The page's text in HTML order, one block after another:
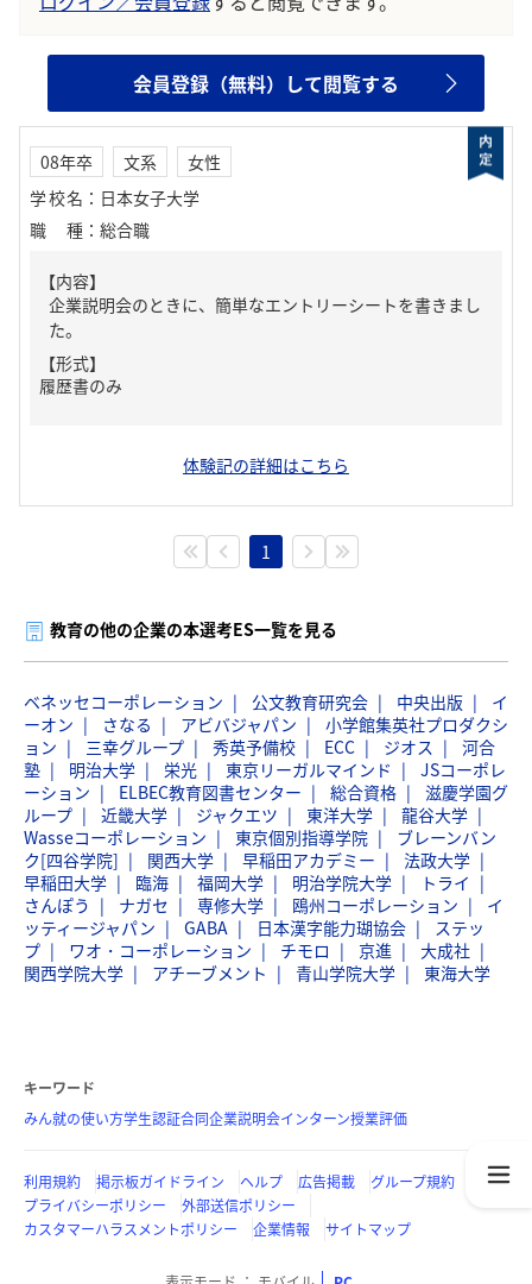
会員登録（無料）して閲覧する
08年卒 文系
女性
学校名 ： 日本女子大学
職種 ： 総合職
【内容】
企業説明会のときに、簡単なエントリーシートを書きまし
た。
【形式】
履歴書のみ
体験記の詳細はこちら
1
教育の他の企業の本選考ES一覧を見る
ベネッセコーポレーション 公文教育研究会 中央出版
イ
ーオン
さなる アビバジャパン
小学館集英社プロダクシ
ョン
三幸グループ 秀英予備校 ECC ジオス
河合
塾
明治大学 栄光 東京リーガルマインド
JSコーポレ
ーション
ELBEC教育図書センター 総合資格
滋慶学園グ
ループ
近畿大学 ジャクエツ 東洋大学
龍谷大学
Wasseコーポレーション
東京個別指導学院
ブレーンバン
ク[四谷学院]
関西大学 早稲田アカデミー
法政大学
早稲田大学
臨海 福岡大学 明治学院大学
トライ
さんぽう
ナガセ 専修大学 鴎州コーポレーション
イ
ッティージャパン
GABA 日本漢字能力瑚協会
ステッ
プ
ワオ・コーポレーション チモロ 京進
大成社
関西学院大学
アチーブメント 青山学院大学 東海大学
キーワード
みん就の使い方学生認証合同企業説明会インターン授業評価
利用規約 掲示板ガイドライン ヘルプ 広告掲載
グループ規約
プライバシーポリシー
外部送信ポリシー
カスタマーハラスメントポリシー
企業情報 サイトマップ